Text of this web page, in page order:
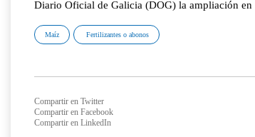
Diario Oficial de Galicia (DOG) la ampliación en
Maíz Fertilizantes o abonos
Compartir en Twitter
Compartir en Facebook
Compartir en LinkedIn